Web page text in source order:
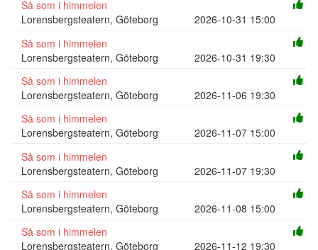
Så som i himmelen
Lorensbergsteatern, Göteborg
2026-10-31 15:00
Så som i himmelen
Lorensbergsteatern, Göteborg
2026-10-31 19:30
Så som i himmelen
Lorensbergsteatern, Göteborg
2026-11-06 19:30
Så som i himmelen
Lorensbergsteatern, Göteborg
2026-11-07 15:00
Så som i himmelen
Lorensbergsteatern, Göteborg
2026-11-07 19:30
Så som i himmelen
Lorensbergsteatern, Göteborg
2026-11-08 15:00
Så som i himmelen
Lorensbergsteatern, Göteborg
2026-11-12 19:30